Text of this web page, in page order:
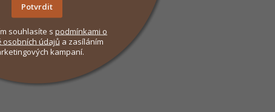
Potvrdit
souhlasíte s podmínkami o
osobních údajů a zasíláním
kampaní.